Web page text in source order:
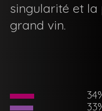
singularité et la
grand vin.